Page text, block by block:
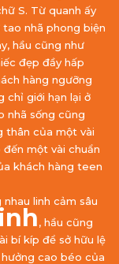
S. Từ quanh ấy
nhã phong biện
hầu cũng như
đẹp đầy hấp
hàng ngưỡng
chỉ giới hạn lại ở
nhã sống cũng
thân của một vài
đến một vài chuẩn
khách hàng teen
linh cảm sâu
, hầu cũng
bí kíp để sở hữu lệ
cao béo của